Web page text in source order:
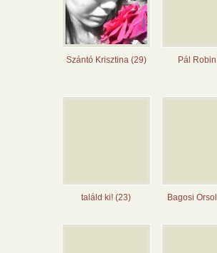
Szántó Krisztina (29) Pál
találd ki! (23) Bagosi